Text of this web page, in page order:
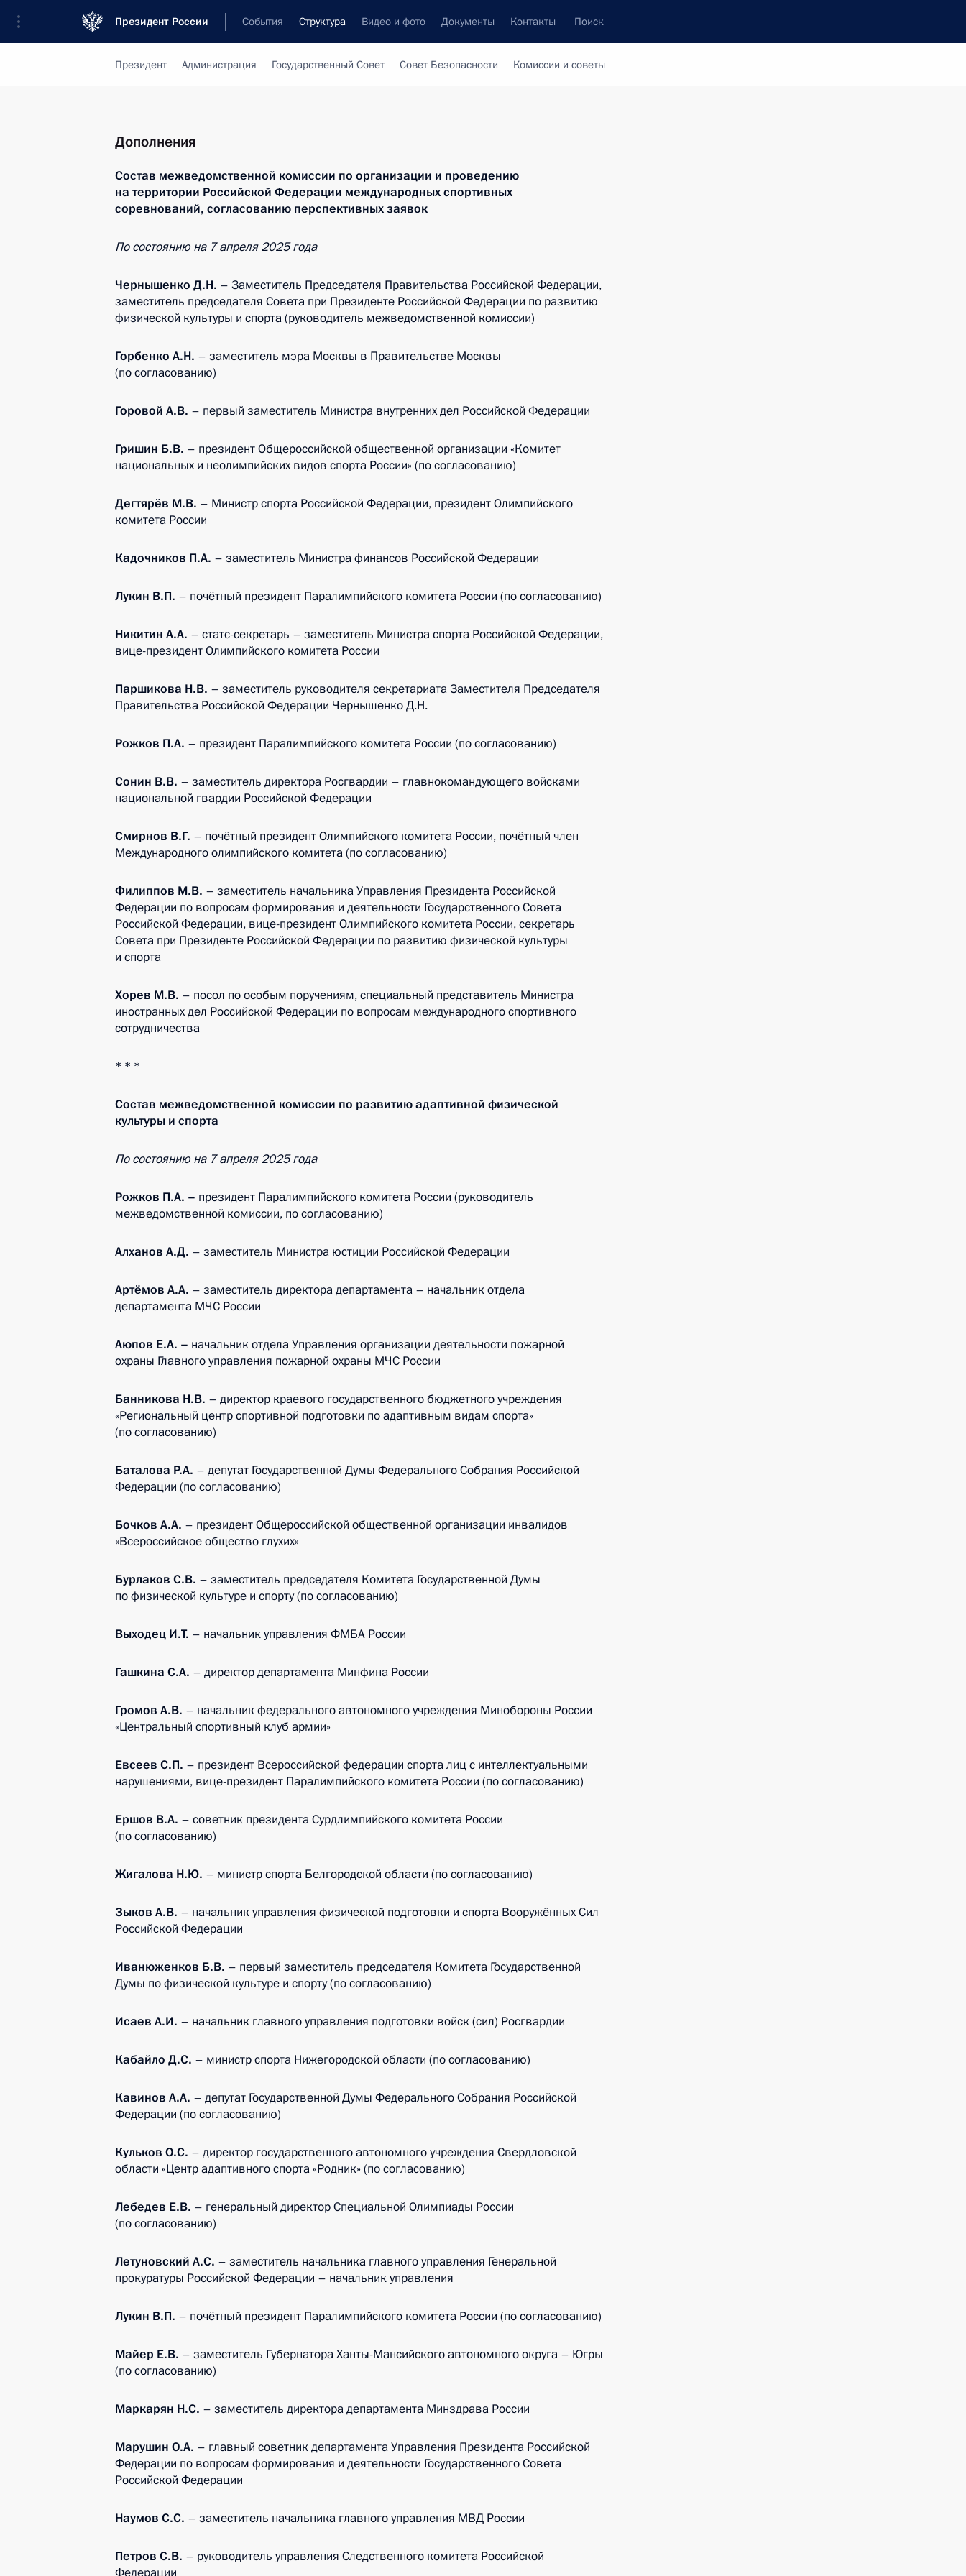
Президент России События Структура Видео и фото Документы Контакты Поиск
Президент Администрация Государственный Совет Совет Безопасности Комиссии и советы
Дополнения
Состав межведомственной комиссии по организации и проведению
на территории Российской Федерации международных спортивных
соревнований, согласованию перспективных заявок
По состоянию на 7 апреля 2025 года
Чернышенко Д.Н. – Заместитель Председателя Правительства Российской Федерации,
заместитель председателя Совета при Президенте Российской Федерации по развитию
физической культуры и спорта (руководитель межведомственной комиссии)
Горбенко А.Н. – заместитель мэра Москвы в Правительстве Москвы
(по согласованию)
Горовой А.В. – первый заместитель Министра внутренних дел Российской Федерации
Гришин Б.В. – президент Общероссийской общественной организации «Комитет
национальных и неолимпийских видов спорта России» (по согласованию)
Дегтярёв М.В. – Министр спорта Российской Федерации, президент Олимпийского
комитета России
Кадочников П.А. – заместитель Министра финансов Российской Федерации
Лукин В.П. – почётный президент Паралимпийского комитета России (по согласованию)
Никитин А.А. – статс-секретарь – заместитель Министра спорта Российской Федерации,
вице-президент Олимпийского комитета России
Паршикова Н.В. – заместитель руководителя секретариата Заместителя Председателя
Правительства Российской Федерации Чернышенко Д.Н.
Рожков П.А. – президент Паралимпийского комитета России (по согласованию)
Сонин В.В. – заместитель директора Росгвардии – главнокомандующего войсками
национальной гвардии Российской Федерации
Смирнов В.Г. – почётный президент Олимпийского комитета России, почётный член
Международного олимпийского комитета (по согласованию)
Филиппов М.В. – заместитель начальника Управления Президента Российской
Федерации по вопросам формирования и деятельности Государственного Совета
Российской Федерации, вице-президент Олимпийского комитета России, секретарь
Совета при Президенте Российской Федерации по развитию физической культуры
и спорта
Хорев М.В. – посол по особым поручениям, специальный представитель Министра
иностранных дел Российской Федерации по вопросам международного спортивного
сотрудничества
* * *
Состав межведомственной комиссии по развитию адаптивной физической
культуры и спорта
По состоянию на 7 апреля 2025 года
Рожков П.А. – президент Паралимпийского комитета России (руководитель
межведомственной комиссии, по согласованию)
Алханов А.Д. – заместитель Министра юстиции Российской Федерации
Артёмов А.А. – заместитель директора департамента – начальник отдела
департамента МЧС России
Аюпов Е.А. – начальник отдела Управления организации деятельности пожарной
охраны Главного управления пожарной охраны МЧС России
Банникова Н.В. – директор краевого государственного бюджетного учреждения
«Региональный центр спортивной подготовки по адаптивным видам спорта»
(по согласованию)
Баталова Р.А. – депутат Государственной Думы Федерального Собрания Российской
Федерации (по согласованию)
Бочков А.А. – президент Общероссийской общественной организации инвалидов
«Всероссийское общество глухих»
Бурлаков С.В. – заместитель председателя Комитета Государственной Думы
по физической культуре и спорту (по согласованию)
Выходец И.Т. – начальник управления ФМБА России
Гашкина С.А. – директор департамента Минфина России
Громов А.В. – начальник федерального автономного учреждения Минобороны России
«Центральный спортивный клуб армии»
Евсеев С.П. – президент Всероссийской федерации спорта лиц с интеллектуальными
нарушениями, вице-президент Паралимпийского комитета России (по согласованию)
Ершов В.А. – советник президента Сурдлимпийского комитета России
(по согласованию)
Жигалова Н.Ю. – министр спорта Белгородской области (по согласованию)
Зыков А.В. – начальник управления физической подготовки и спорта Вооружённых Сил
Российской Федерации
Иванюженков Б.В. – первый заместитель председателя Комитета Государственной
Думы по физической культуре и спорту (по согласованию)
Исаев А.И. – начальник главного управления подготовки войск (сил) Росгвардии
Кабайло Д.С. – министр спорта Нижегородской области (по согласованию)
Кавинов А.А. – депутат Государственной Думы Федерального Собрания Российской
Федерации (по согласованию)
Кульков О.С. – директор государственного автономного учреждения Свердловской
области «Центр адаптивного спорта «Родник» (по согласованию)
Лебедев Е.В. – генеральный директор Специальной Олимпиады России
(по согласованию)
Летуновский А.С. – заместитель начальника главного управления Генеральной
прокуратуры Российской Федерации – начальник управления
Лукин В.П. – почётный президент Паралимпийского комитета России (по согласованию)
Майер Е.В. – заместитель Губернатора Ханты-Мансийского автономного округа – Югры
(по согласованию)
Маркарян Н.С. – заместитель директора департамента Минздрава России
Марушин О.А. – главный советник департамента Управления Президента Российской
Федерации по вопросам формирования и деятельности Государственного Совета
Российской Федерации
Наумов С.С. – заместитель начальника главного управления МВД России
Петров С.В. – руководитель управления Следственного комитета Российской